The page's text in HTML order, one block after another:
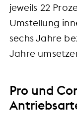
jeweils 22
Umstellung
sechs Jahre
Jahre
Pro und